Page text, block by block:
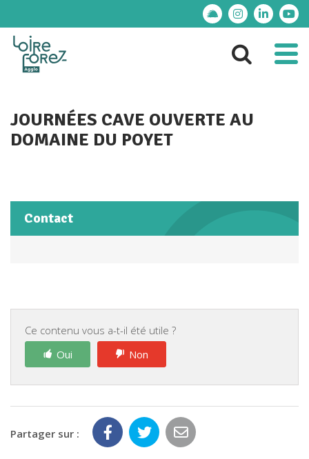
Lien vers le
Lien vers le
Lien
Aller
JOURNÉES CAVE OUVERTE AU
DOMAINE DU POYET
Contact
Ce contenu vous a-t-il été utile ?
Oui
Non
Partager sur :